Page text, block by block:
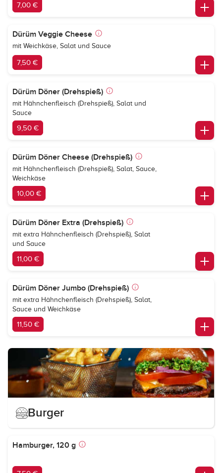
7,00 €
Dürüm Veggie Cheese
mit Weichkäse, Salat und Sauce
7,50 €
Dürüm Döner (Drehspieß)
mit Hähnchenfleisch (Drehspieß), Salat und
Sauce
9,50 €
Dürüm Döner Cheese (Drehspieß)
mit Hähnchenfleisch (Drehspieß), Salat, Sauce,
Weichkäse
10,00 €
Dürüm Döner Extra (Drehspieß)
mit extra Hähnchenfleisch (Drehspieß), Salat
und Sauce
11,00 €
Dürüm Döner Jumbo (Drehspieß)
mit extra Hähnchenfleisch (Drehspieß), Salat,
Sauce und Weichkäse
11,50 €
Burger
Hamburger, 120 g